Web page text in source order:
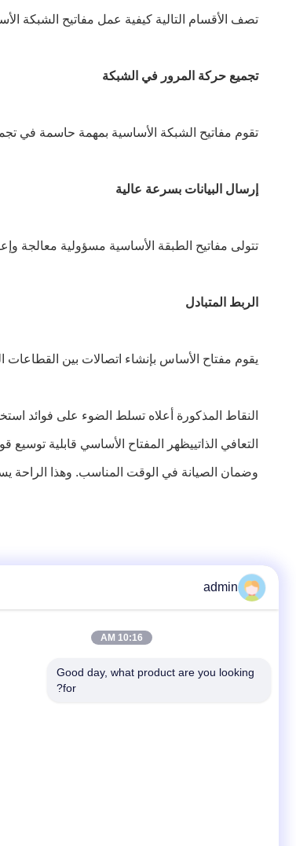
تصف الأقسام التالية كيفية عمل مفاتيح الشبكة
تجميع حركة المرور في الشبكة
تقوم مفاتيح الشبكة الأساسية بمهمة حاسمة في
إرسال البيانات بسرعة عالية
تتولى مفاتيح الطبقة الأساسية مسؤولية معالجة
الربط المتبادل
يقوم مفتاح الأساس بإنشاء اتصالات بين القطاعات
النقاط المذكورة أعلاه تسلط الضوء على فوائد
التعافي الذاتييظهر المفتاح الأساسي قابلية
وضمان الصيانة في الوقت المناسب. وهذا الراحة
admin
10:16 AM
Good day, what product are you looking
for?